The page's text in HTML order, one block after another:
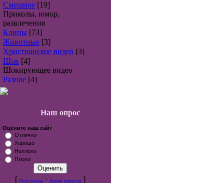
Смешное [19]
Приколы, юмор,
развлечения
Клипы [73]
Животные [3]
Христианское видео [3]
Шок [4]
Шокирующее видео
Разное [4]
Наш опрос
Оцените наш сайт
Отлично
Хорошо
Неплохо
Плохо
[ Результаты· Архив опросов]